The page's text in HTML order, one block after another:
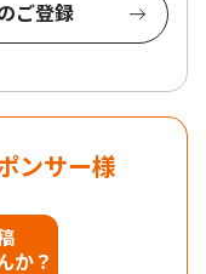
ご登録
ンサー様
か？